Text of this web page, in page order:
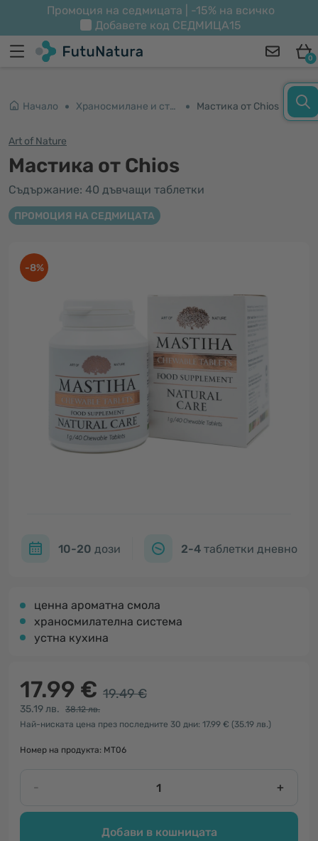
Промоция на седмицата | -15% на всичко
Добавете код СЕДМИЦА15
0
Начало Храносмилане и стомах Мастика от Chios
Art of Nature
Мастика от Chios
Съдържание: 40 дъвчащи таблетки
ПРОМОЦИЯ НА СЕДМИЦАТА
-8%
10-20 дози 2-4таблетки дневно
ценна ароматна смола
храносмилателна система
устна кухина
17.99 € 19.49 €
35.19 лв.
38.12 лв.
Най-ниската цена през последните 30 дни: 17.99 € (35.19 лв.)
Номер на продукта: MT06
- +
Добави в кошницата